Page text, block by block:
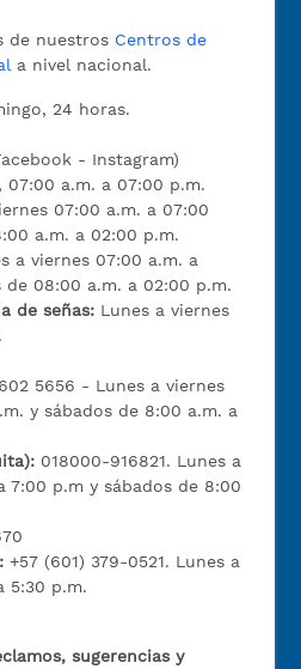
de nuestros Centros de
a nivel nacional.
24 horas.
- Instagram)
a.m. a 07:00 p.m.
07:00 a.m. a 07:00
a.m. a 02:00 p.m.
a viernes 07:00 a.m. a
de 08:00 a.m. a 02:00 p.m.
de señas: Lunes a viernes
5656 - Lunes a viernes
y sábados de 8:00 a.m. a
018000-916821. Lunes a
7:00 p.m y sábados de 8:00
+57 (601) 379-0521. Lunes a
5:30 p.m.
sugerencias y